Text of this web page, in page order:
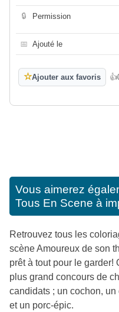
🔒 Permission
📅 Ajouté le
☆Ajouter aux favoris 👍
Vous aimerez
Tous En Scene à
Retrouvez tous les
scène Amoureux de son
prêt à tout pour le
plus grand concours de
candidats ; un cochon,
et un porc-épic.